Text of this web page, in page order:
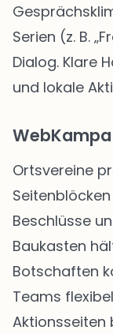
Serien (z. B.
Dialog. Klare
und lokale
Ortsvereine
Beschlüsse
Baukasten
Botschaften
Teams
Aktionsseiten